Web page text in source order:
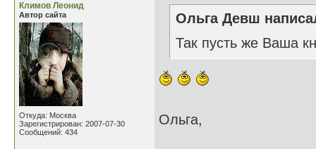
Климов Леонид
Автор сайта
Откуда: Москва
Зарегистрирован: 2007-07-30
Сообщений: 434
Ольга Девш
Так пусть же Ваша
Ольга,